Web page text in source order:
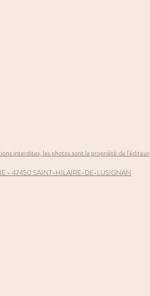
interdites, les photos sont la propriété de l'éditeur
- 47450 SAINT-HILAIRE-DE-LUSIGNAN